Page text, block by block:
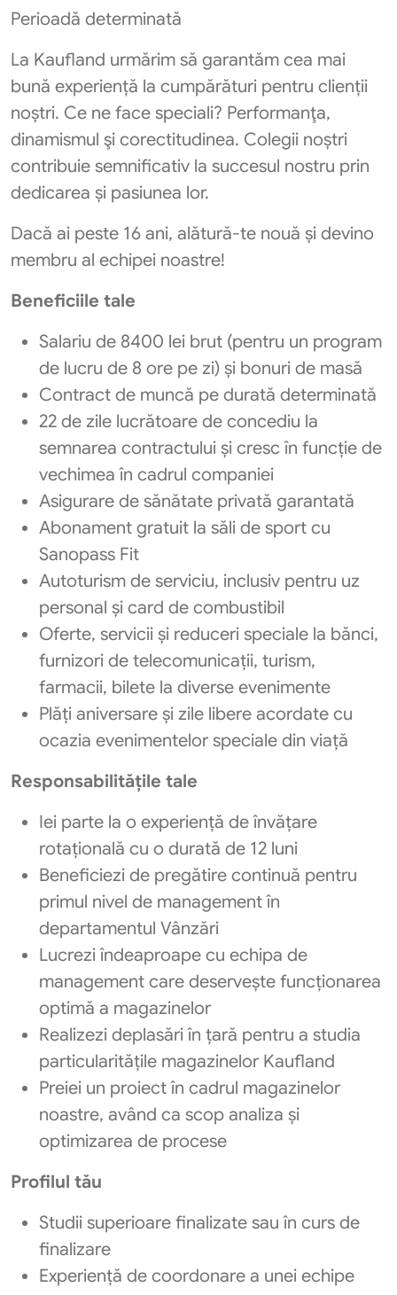
Perioadă determinată
La Kaufland urmărim să garantăm cea mai
bună experiență la cumpărături pentru clienții
noștri. Ce ne face speciali? Performanţa,
dinamismul şi corectitudinea. Colegii noștri
contribuie semnificativ la succesul nostru prin
dedicarea și pasiunea lor.
Dacă ai peste 16 ani, alătură-te nouă și devino
membru al echipei noastre!
Beneficiile tale
Salariu de 8400 lei brut (pentru un program
de lucru de 8 ore pe zi) și bonuri de masă
Contract de muncă pe durată determinată
22 de zile lucrătoare de concediu la
semnarea contractului și cresc în funcție de
vechimea în cadrul companiei
Asigurare de sănătate privată garantată
Abonament gratuit la săli de sport cu
Sanopass Fit
Autoturism de serviciu, inclusiv pentru uz
personal și card de combustibil
Oferte, servicii și reduceri speciale la bănci,
furnizori de telecomunicații, turism,
farmacii, bilete la diverse evenimente
Plăți aniversare și zile libere acordate cu
ocazia evenimentelor speciale din viață
Responsabilitățile tale
Iei parte la o experiență de învățare
rotațională cu o durată de 12 luni
Beneficiezi de pregătire continuă pentru
primul nivel de management în
departamentul Vânzări
Lucrezi îndeaproape cu echipa de
management care deservește funcționarea
optimă a magazinelor
Realizezi deplasări în țară pentru a studia
particularitățile magazinelor Kaufland
Preiei un proiect în cadrul magazinelor
noastre, având ca scop analiza și
optimizarea de procese
Profilul tău
Studii superioare finalizate sau în curs de
finalizare
Experiență de coordonare a unei echipe